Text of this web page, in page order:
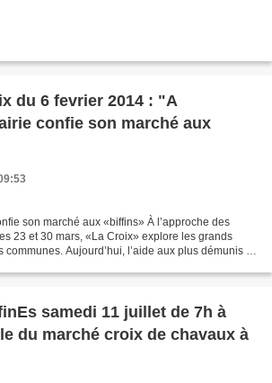
du 6 fevrier 2014 : "A
confie son marché aux
son marché aux «biffins» À l’approche des
23 et 30 mars, «La Croix» explore les grands
Aujourd’hui, l’aide aux plus démunis à
samedi 11 juillet de 7h à
du marché croix de chavaux à